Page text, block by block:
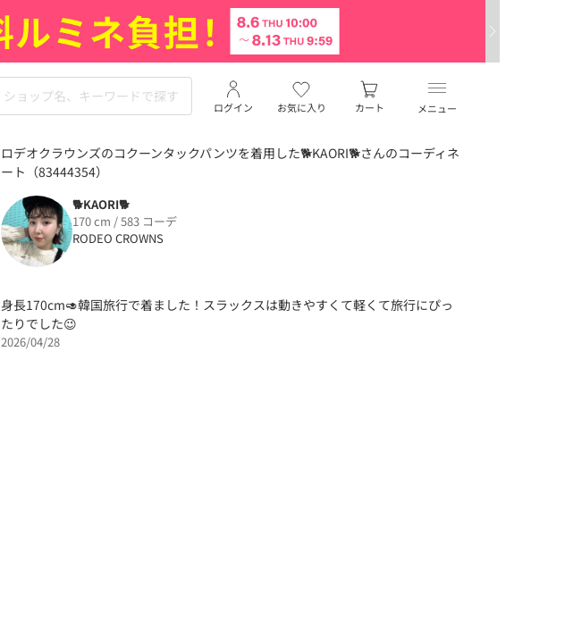
メニュー
お気に入り
ログイン カート
ロデオクラウンズのコクーンタックパンツを着用した🐕KAORI🐕さんのコーディネ
ート（83444354）
🐕KAORI🐕
170 cm / 583 コーデ
RODEO CROWNS
身長170cm🥑韓国旅行で着ました！スラックスは動きやすくて軽くて旅行にぴっ
たりでした😉
2026/04/28